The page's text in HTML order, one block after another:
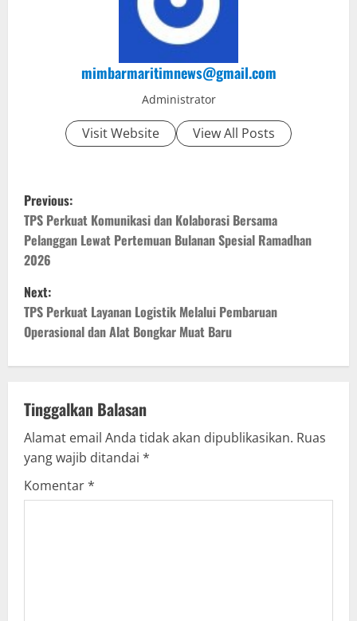
mimbarmaritimnews@gmail.com
Administrator
Visit Website View All Posts
P
o
s
t
n
a
v
i
g
a
Previous:
TPS Perkuat Komunikasi dan Kolaborasi Bersama
Pelanggan Lewat Pertemuan Bulanan Spesial Ramadhan
2026
Next:
TPS Perkuat Layanan Logistik Melalui Pembaruan
Operasional dan Alat Bongkar Muat Baru
Tinggalkan Balasan
Alamat email Anda tidak akan dipublikasikan. Ruas
yang wajib ditandai *
Komentar*